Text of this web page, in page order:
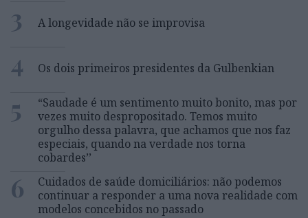
3 A longevidade não se improvisa
4 Os dois primeiros presidentes da Gulbenkian
5
“Saudade é um sentimento muito bonito, mas por
vezes muito despropositado. Temos muito
orgulho dessa palavra, que achamos que nos faz
especiais, quando na verdade nos torna
cobardes’’
6
Cuidados de saúde domiciliários: não podemos
continuar a responder a uma nova realidade com
modelos concebidos no passado